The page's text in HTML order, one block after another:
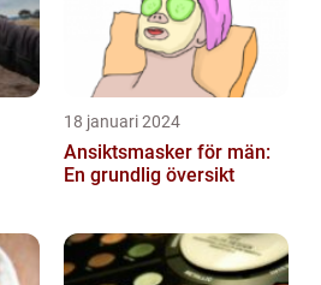
18 januari 2024
Ansiktsmasker för män:
En grundlig översikt